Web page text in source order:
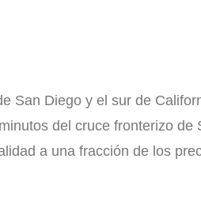
San Diego y el sur de
del cruce fronterizo de
a una fracción de los